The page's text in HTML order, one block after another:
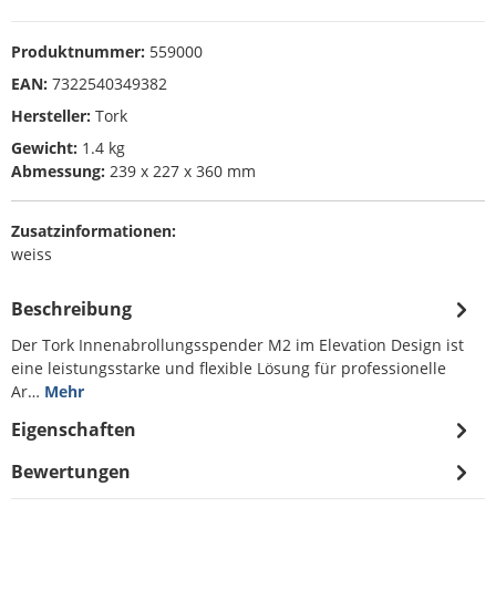
Produktnummer: 559000
EAN: 7322540349382
Hersteller: Tork
Gewicht: 1.4 kg
Abmessung: 239 x 227 x 360 mm
Zusatzinformationen:
weiss
Beschreibung
Der Tork Innenabrollungsspender M2 im Elevation Design ist
eine leistungsstarke und flexible Lösung für professionelle
Ar… Mehr
Eigenschaften
Bewertungen